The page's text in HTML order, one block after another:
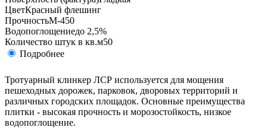
ЦветКрасный флешинг
ПрочностьМ-450
Водопоглощениедо 2,5%
Количество штук в кв.м50
Подробнее
Тротуарный клинкер ЛСР используется для мощения
пешеходных дорожек, парковок, дворовых территорий и
различных городских площадок. Основные преимущества
плитки - высокая прочность и морозостойкость, низкое
водопоглощение.